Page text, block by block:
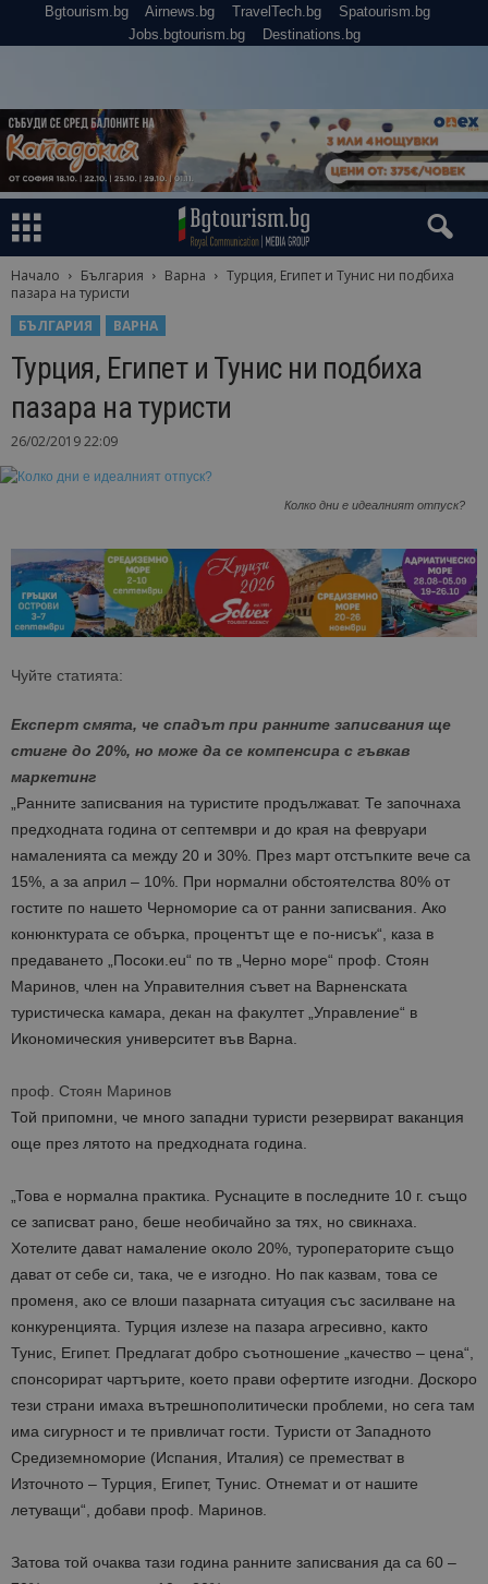
Bgtourism.bg Airnews.bg TravelTech.bg
Spatourism.bg
Jobs.bgtourism.bg
Destinations.bg
Начало България Варна
Турция, Египет и Тунис ни подбиха
пазара на туристи
БЪЛГАРИЯ
ВАРНА
Турция, Египет и Тунис ни подбиха
пазара на туристи
26/02/2019 22:09
Колко дни е идеалният отпуск?
Чуйте статията:
Експерт смята, че спадът при ранните записвания ще
стигне до 20%, но може да се компенсира с гъвкав
маркетинг
„Ранните записвания на туристите продължават. Те започнаха
предходната година от септември и до края на февруари
намаленията са между 20 и 30%. През март отстъпките вече са
15%, а за април – 10%. При нормални обстоятелства 80% от
гостите по нашето Черноморие са от ранни записвания. Ако
конюнктурата се обърка, процентът ще е по-нисък“, каза в
предаването „Посоки.eu“ по тв „Черно море“ проф. Стоян
Маринов, член на Управителния съвет на Варненската
туристическа камара, декан на факултет „Управление“ в
Икономическия университет във Варна.
проф. Стоян Маринов
Той припомни, че много западни туристи резервират ваканция
още през лятото на предходната година.
„Това е нормална практика. Руснаците в последните 10 г. също
се записват рано, беше необичайно за тях, но свикнаха.
Хотелите дават намаление около 20%, туроператорите също
дават от себе си, така, че е изгодно. Но пак казвам, това се
променя, ако се влоши пазарната ситуация със засилване на
конкуренцията. Турция излезе на пазара агресивно, както
Тунис, Египет. Предлагат добро съотношение „качество – цена“,
спонсорират чартърите, което прави офертите изгодни. Доскоро
тези страни имаха вътрешнополитически проблеми, но сега там
има сигурност и те привличат гости. Туристи от Западното
Средиземноморие (Испания, Италия) се преместват в
Източното – Турция, Египет, Тунис. Отнемат и от нашите
летуващи“, добави проф. Маринов.
Затова той очаква тази година ранните записвания да са 60 –